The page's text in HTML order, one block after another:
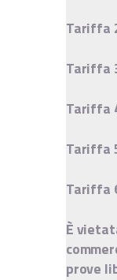
Tariffa
Tariffa
Tariffa
Tariffa
Tariffa
È
prove